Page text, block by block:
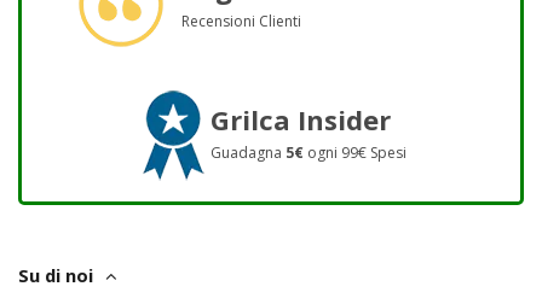
Recensioni Clienti
Grilca Insider
Guadagna 5€ ogni 99€ Spesi
Su di noi